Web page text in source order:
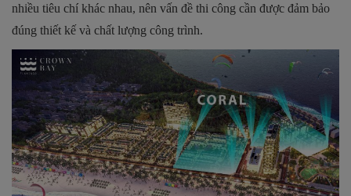
nhiều tiêu chí khác nhau, nên vấn đề thi công cần được đảm bảo
đúng thiết kế và chất lượng công trình.